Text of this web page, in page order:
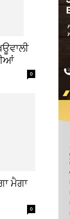
0
ਮੈਗਾ
0